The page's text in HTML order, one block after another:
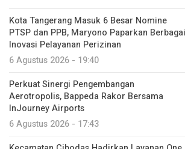
Kota Tangerang Masuk 6 Besar Nomine
PTSP dan PPB, Maryono Paparkan Berbagai
Inovasi Pelayanan Perizinan
6 Agustus 2026 - 19:40
Perkuat Sinergi Pengembangan
Aerotropolis, Bappeda Rakor Bersama
InJourney Airports
6 Agustus 2026 - 17:43